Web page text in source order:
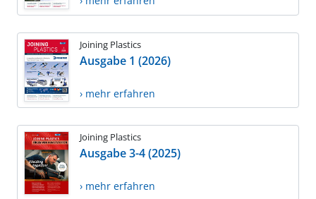
Joining Plastics
Ausgabe 1 (2026)
› mehr erfahren
Joining Plastics
Ausgabe 3-4 (2025)
› mehr erfahren